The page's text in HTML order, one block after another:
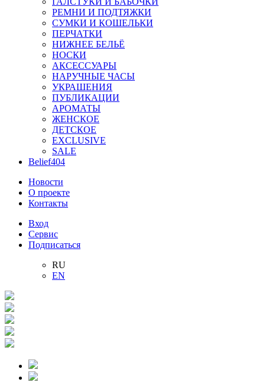
РЕМНИ И ПОДТЯЖКИ
СУМКИ И КОШЕЛЬКИ
ПЕРЧАТКИ
НИЖНЕЕ БЕЛЬЁ
НОСКИ
АКСЕССУАРЫ
НАРУЧНЫЕ ЧАСЫ
УКРАШЕНИЯ
ПУБЛИКАЦИИ
АРОМАТЫ
ЖЕНСКОЕ
ДЕТСКОЕ
EXCLUSIVE
SALE
Belief404
Новости
О проекте
Контакты
Вход
Сервис
Подписаться
RU
EN